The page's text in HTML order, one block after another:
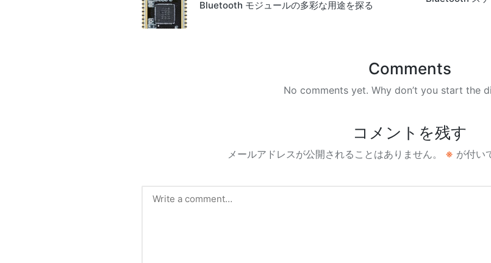
Bluetooth モジュールの多彩な用途を探る
Comments
No comments yet. Why don’t you start the
コメントを残す
メールアドレスが公開されることはありません。 ※ が付い